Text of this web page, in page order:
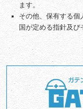
ます。
その他、保有する個
国が定める指針及び